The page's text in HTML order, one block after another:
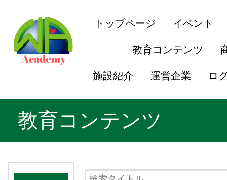
トップページ イベント
教育コンテンツ
施設紹介 運営企業 ロ
教育コンテンツ